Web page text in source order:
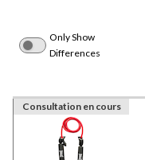
Only Show
Differences
Consultation en cours